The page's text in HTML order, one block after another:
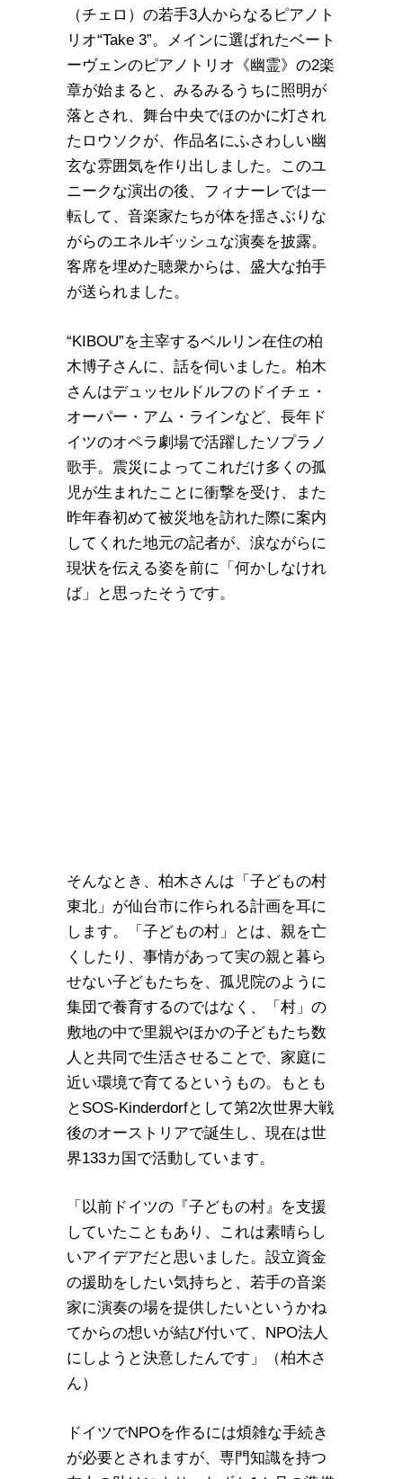
（チェロ）の若手3人からなるピアノト
リオ“Take 3”。メインに選ばれたベート
ーヴェンのピアノトリオ《幽霊》の2楽
章が始まると、みるみるうちに照明が
落とされ、舞台中央でほのかに灯され
たロウソクが、作品名にふさわしい幽
玄な雰囲気を作り出しました。このユ
ニークな演出の後、フィナーレでは一
転して、音楽家たちが体を揺さぶりな
がらのエネルギッシュな演奏を披露。
客席を埋めた聴衆からは、盛大な拍手
が送られました。
“KIBOU”を主宰するベルリン在住の柏
木博子さんに、話を伺いました。柏木
さんはデュッセルドルフのドイチェ・
オーパー・アム・ラインなど、長年ド
イツのオペラ劇場で活躍したソプラノ
歌手。震災によってこれだけ多くの孤
児が生まれたことに衝撃を受け、また
昨年春初めて被災地を訪れた際に案内
してくれた地元の記者が、涙ながらに
現状を伝える姿を前に「何かしなけれ
ば」と思ったそうです。
そんなとき、柏木さんは「子どもの村
東北」が仙台市に作られる計画を耳に
します。「子どもの村」とは、親を亡
くしたり、事情があって実の親と暮ら
せない子どもたちを、孤児院のように
集団で養育するのではなく、「村」の
敷地の中で里親やほかの子どもたち数
人と共同で生活させることで、家庭に
近い環境で育てるというもの。もとも
とSOS-Kinderdorfとして第2次世界大戦
後のオーストリアで誕生し、現在は世
界133カ国で活動しています。
「以前ドイツの『子どもの村』を支援
していたこともあり、これは素晴らし
いアイデアだと思いました。設立資金
の援助をしたい気持ちと、若手の音楽
家に演奏の場を提供したいというかね
てからの想いが結び付いて、NPO法人
にしようと決意したんです」（柏木さ
ん）
ドイツでNPOを作るには煩雑な手続き
が必要とされますが、専門知識を持つ